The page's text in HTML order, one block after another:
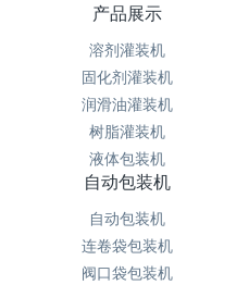
产品展示
溶剂灌装机
固化剂灌装机
润滑油灌装机
树脂灌装机
液体包装机
自动包装机
自动包装机
连卷袋包装机
阀口袋包装机